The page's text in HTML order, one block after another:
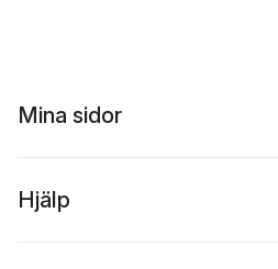
Mina sidor
Hjälp